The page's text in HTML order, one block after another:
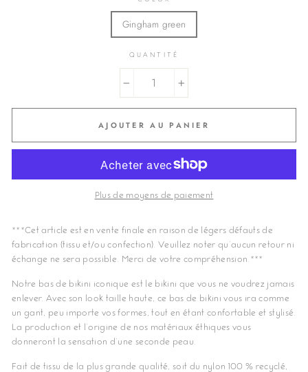
Gingham green
QUANTITÉ
+
AJOUTER AU PANIER
Plus de moyens de paiement
***Cet article est en vente finale en raison de légers défauts de
fabrication (tissu et/ou confection). Veuillez noter qu’aucun retour ni
échange ne sera possible. Merci de votre compréhension.***
Notre bas de bikini iconique est le bikini que vous ne voudrez jamais
enlever. Avec son look taille haute, ce bas de bikini vous ira comme
un gant, peu importe vos formes, tout en étant confortable et stylisé.
La production et l'origine de nos matériaux éthiques vous
donneront la sensation d'une seconde peau.
Fait de tissu de la plus grande qualité, soit du nylon 100 % recyclé,